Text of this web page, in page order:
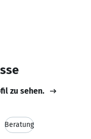
zu sehen.
Beratung